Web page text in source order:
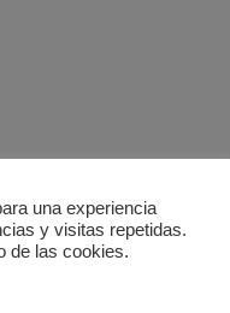
una experiencia
y visitas repetidas.
de las cookies.